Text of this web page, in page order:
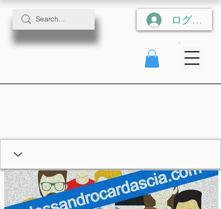
ログイン